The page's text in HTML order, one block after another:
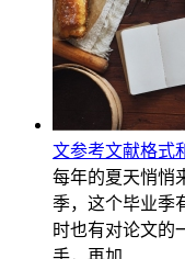
文参考文献格式
每年的夏天悄悄
季，这个毕业季
时也有对论文的